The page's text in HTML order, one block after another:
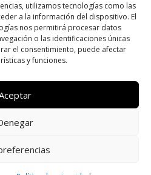
utilizamos tecnologías como las
a la información del dispositivo. El
nos permitirá procesar datos
o las identificaciones únicas
el consentimiento, puede afectar
y funciones.
bursátiles.
POLÍTICA DE COOKIES (UE)